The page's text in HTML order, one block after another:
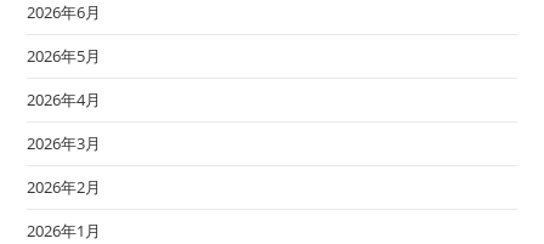
2026年6月
2026年5月
2026年4月
2026年3月
2026年2月
2026年1月